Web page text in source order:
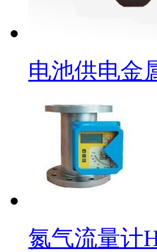
电池供电金
氮气流量计